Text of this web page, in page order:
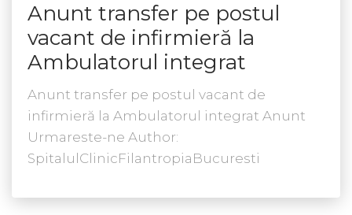
Anunt transfer pe postul
vacant de infirmieră la
Ambulatorul integrat
Anunt transfer pe postul vacant de
infirmieră la Ambulatorul integrat Anunt
Urmareste-ne Author:
SpitalulClinicFilantropiaBucuresti